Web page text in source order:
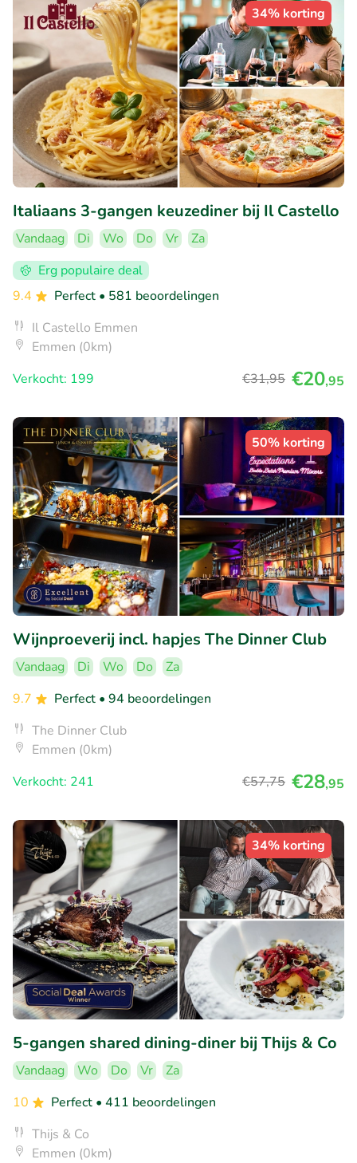
34% korting
Italiaans 3-gangen keuzediner bij Il Castello
Vandaag Di Wo Do Vr
Za
Erg populaire deal
9.4
Perfect • 581 beoordelingen
Il Castello Emmen
Emmen (0km)
Verkocht: 199
€31,95 €20,95
50% korting
Wijnproeverij incl. hapjes The Dinner Club
Vandaag Di Wo Do
Za
9.7
Perfect • 94 beoordelingen
The Dinner Club
Emmen (0km)
Verkocht: 241
€57,75 €28,95
34% korting
5-gangen shared dining-diner bij Thijs & Co
Vandaag Wo Do Vr
Za
10
Perfect • 411 beoordelingen
Thijs & Co
Emmen (0km)